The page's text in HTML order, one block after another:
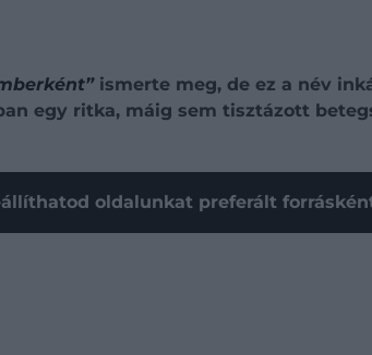
ismerte meg, de ez a név
egy ritka, máig sem tisztázott
oldalunkat preferált